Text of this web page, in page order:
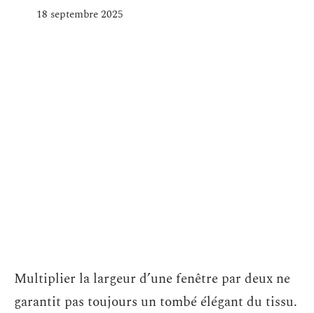
18 septembre 2025
Multiplier la largeur d’une fenêtre par deux ne
garantit pas toujours un tombé élégant du tissu.